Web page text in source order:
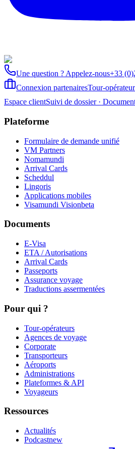
Une question ? Appelez-nous+33
Connexion partenairesTour-
Espace clientSuivi de dossier ·
Plateforme
Formulaire de demande unifié
VM Partners
Nomamundi
Arrival Cards
Scheddul
Lingoris
Applications mobiles
Visamundi Visionbeta
Documents
E-Visa
ETA / Autorisations
Arrival Cards
Passeports
Assurance voyage
Traductions assermentées
Pour qui ?
Tour-opérateurs
Agences de voyage
Corporate
Transporteurs
Aéroports
Administrations
Plateformes & API
Voyageurs
Ressources
Actualités
Podcastnew